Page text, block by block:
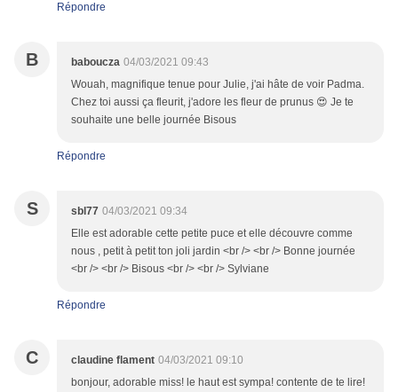
Répondre
B baboucza 04/03/2021 09:43
Wouah, magnifique tenue pour Julie, j'ai hâte de voir Padma.
Chez toi aussi ça fleurit, j'adore les fleur de prunus 😍 Je te
souhaite une belle journée Bisous
Répondre
S sbl77 04/03/2021 09:34
Elle est adorable cette petite puce et elle découvre comme
nous , petit à petit ton joli jardin <br /> <br /> Bonne journée
<br /> <br /> Bisous <br /> <br /> Sylviane
Répondre
C claudine flament 04/03/2021 09:10
bonjour, adorable miss! le haut est sympa! contente de te lire!